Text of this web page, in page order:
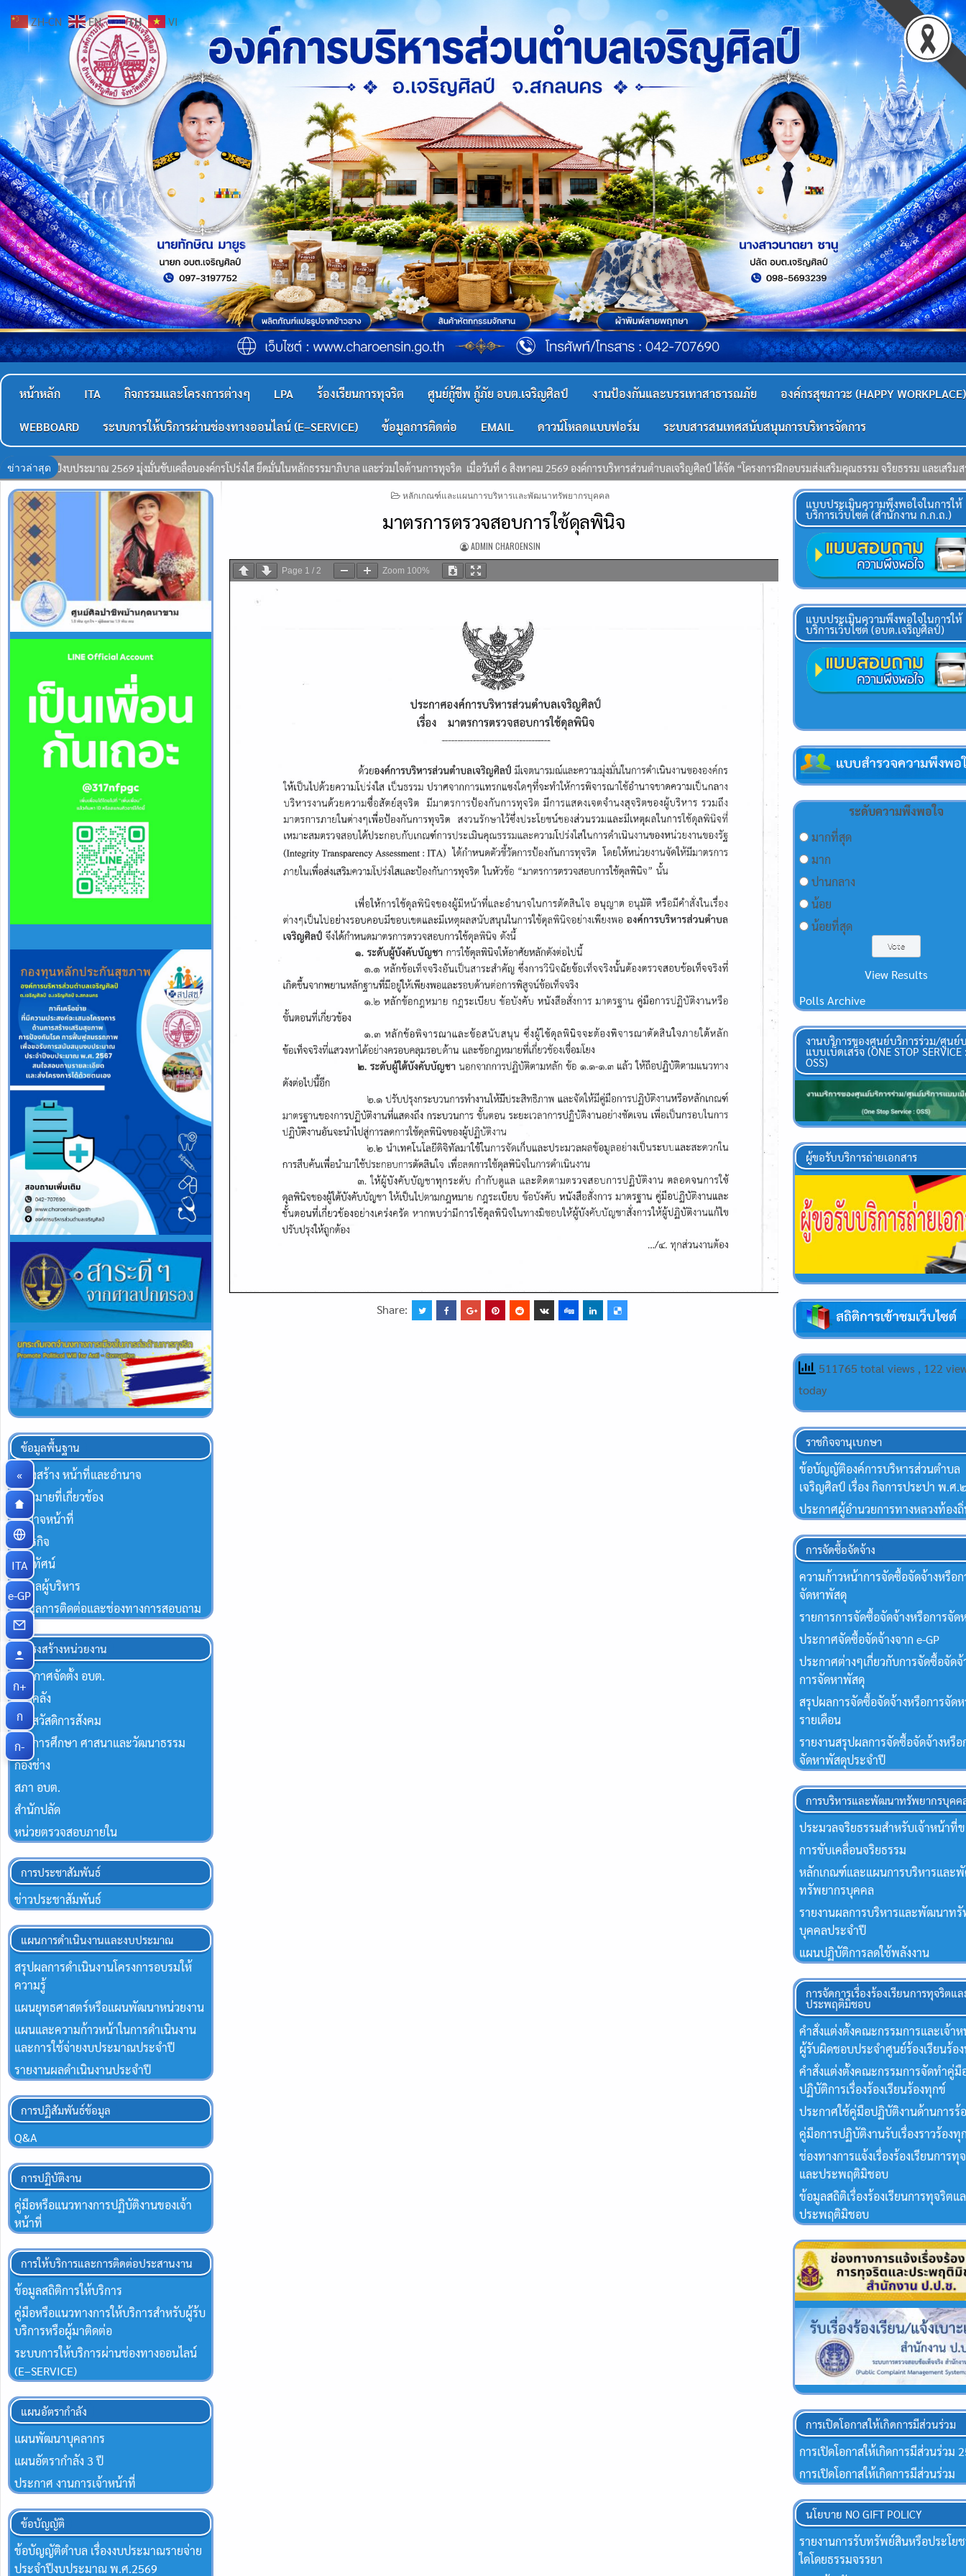
หน้าหลัก ITA กิจกรรมและโครงการต่างๆ LPA ร้องเรียนการทุจริต ศูนย์กู้ชีพ กู้ภัย อบต.เจริญศิลป์ งานป้องกันและบรรเทาสาธารณภัย องค์กรสุขภาวะ (HAPPY WORKPLACE)
WEBBOARD ระบบการให้บริการผ่านช่องทางออนไลน์ (E–SERVICE) ข้อมูลการติดต่อ EMAIL ดาวน์โหลดแบบฟอร์ม ระบบสารสนเทศสนับสนุนการบริหารจัดการ
ข่าวล่าสุดธรรมาภิบาล และร่วมใจต้านการทุจริต ​ ​เมื่อวันที่ 6 สิงหาคม 2569 องค์การบริหารส่วนตำบลเจริญศิลป์ ได้จัด “โครงการฝึกอบรมส่งเสริมคุณธรรม จริยธรรม และเสริมสร้างวัฒนธรรมองค์กรสุจริต ประจำปีงบประมาณ 2569″
POSTED
หลักเกณฑ์และแผนการบริหารและพัฒนาทรัพยากรบุคคล
มาตรการตรวจสอบการใช้ดุลพินิจ
ADMIN CHAROENSIN
Page 1 / 2 Zoom 100%
Share:
ข้อมูลพื้นฐาน
โครงสร้าง หน้าที่และอำนาจ
กฏหมายที่เกี่ยวข้อง
อำนาจหน้าที่
พันธกิจ
วิสัยทัศน์
ข้อมูลผู้บริหาร
ข้อมูลการติดต่อและช่องทางการสอบถาม
โครงสร้างหน่วยงาน
ประกาศจัดตั้ง อบต.
กองคลัง
กองสวัสดิการสังคม
กองการศึกษา ศาสนาและวัฒนาธรรม
กองช่าง
สภา อบต.
สำนักปลัด
หน่วยตรวจสอบภายใน
การประชาสัมพันธ์
ข่าวประชาสัมพันธ์
แผนการดำเนินงานและงบประมาณ
สรุปผลการดำเนินงานโครงการอบรมให้
ความรู้
แผนยุทธศาสตร์หรือแผนพัฒนาหน่วยงาน
แผนและความก้าวหน้าในการดำเนินงาน
และการใช้จ่ายงบประมาณประจำปี
รายงานผลดำเนินงานประจำปี
การปฏิสัมพันธ์ข้อมูล
Q&A
การปฏิบัติงาน
คู่มือหรือแนวทางการปฏิบัติงานของเจ้า
หน้าที่
การให้บริการและการติดต่อประสานงาน
ข้อมูลสถิติการให้บริการ
คู่มือหรือแนวทางการให้บริการสำหรับผู้ร้บ
บริการหรือผู้มาติดต่อ
ระบบการให้บริการผ่านช่องทางออนไลน์
(E–SERVICE)
แผนอัตรากำลัง
แผนพัฒนาบุคลากร
แผนอัตรากำลัง 3 ปี
ประกาศ งานการเจ้าหน้าที่
ข้อบัญญัติ
ข้อบัญญัติตำบล เรื่องงบประมาณรายจ่าย
ประจำปีงบประมาณ พ.ศ.2569
แบบประเมินความพึงพอใจในการให้
บริการเว็บไซต์ (สำนักงาน ก.ก.ถ.)
แบบประเมินความพึงพอใจในการให้
บริการเว็บไซต์ (อบต.เจริญศิลป์)
ระดับความพึงพอใจ
มากที่สุด
มาก
ปานกลาง
น้อย
น้อยที่สุด
View Results
Polls Archive
งานบริการของศูนย์บริการร่วม/ศูนย์
แบบเบ็ดเสร็จ (ONE STOP SERVICE
OSS)
ผู้ขอรับบริการถ่ายเอกสาร
511765 total views , 122
today
ราชกิจจานุเบกษา
ข้อบัญญัติองค์การบริหารส่วนตำบล
เจริญศิลป์ เรื่อง กิจการประปา พ.ศ
ประกาศผู้อำนวยการทางหลวงท้อง
การจัดซื้อจัดจ้าง
ความก้าวหน้าการจัดซื้อจัดจ้างหรือก
จัดหาพัสดุ
รายการการจัดซื้อจัดจ้างหรือการจั
ประกาศจัดซื้อจัดจ้างจาก e-GP
ประกาศต่างๆเกี่ยวกับการจัดซื้อจัดจ้
การจัดหาพัสดุ
สรุปผลการจัดซื้อจัดจ้างหรือการจัด
รายเดือน
รายงานสรุปผลการจัดซื้อจัดจ้างหรือ
จัดหาพัสดุประจําปี
การบริหารและพัฒนาทรัพยากรบุคค
ประมวลจริยธรรมสำหรับเจ้าหน้าที่
การขับเคลื่อนจริยธรรม
หลักเกณฑ์และแผนการบริหารและ
ทรัพยากรบุคคล
รายงานผลการบริหารและพัฒนาท
บุคคลประจำปี
แผนปฏิบัติการลดใช้พลังงาน
การจัดการเรื่องร้องเรียนการทุจริตแ
ประพฤติมิชอบ
คำสั่งแต่งตั้งคณะกรรมการและเจ้า
ผู้รับผิดชอบประจำศูนย์ร้องเรียนร้อ
คำสั่งแต่งตั้งคณะกรรมการจัดทำคู่มื
ปฏิบัติการเรื่องร้องเรียนร้องทุกข์
ประกาศใช้คู่มือปฏิบัติงานด้านการร้
คู่มือการปฏิบัติงานรับเรื่องราวร้องทุ
ช่องทางการแจ้งเรื่องร้องเรียนการทุ
และประพฤติมิชอบ
ข้อมูลสถิติเรื่องร้องเรียนการทุจริตแ
ประพฤติมิชอบ
การเปิดโอกาสให้เกิดการมีส่วนร่วม
การเปิดโอกาสให้เกิดการมีส่วนร่วม
การเปิดโอกาสให้เกิดการมีส่วนร่วม
นโยบาย NO GIFT POLICY
รายงานการรับทรัพย์สินหรือประโย
ใดโดยธรรมจรรยา
ZH-CN EN TH VI
«
ITA
e-GP
ก+
ก
ก-